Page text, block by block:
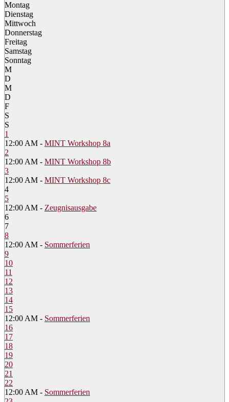
Montag
Dienstag
Mittwoch
Donnerstag
Freitag
Samstag
Sonntag
M
D
M
D
F
S
S
1
12:00 AM - MINT Workshop 8a
2
12:00 AM - MINT Workshop 8b
3
12:00 AM - MINT Workshop 8c
4
5
12:00 AM - Zeugnisausgabe
6
7
8
12:00 AM - Sommerferien
9
10
11
12
13
14
15
12:00 AM - Sommerferien
16
17
18
19
20
21
22
12:00 AM - Sommerferien